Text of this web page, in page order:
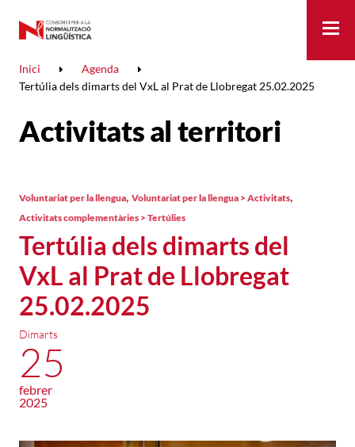
Inici
Agenda
Tertúlia dels dimarts del VxL al Prat de Llobregat 25.02.2025
Activitats al territori
Tertúlia dels dimarts del
VxL al Prat de Llobregat
25.02.2025
Voluntariat per la llengua, Voluntariat per la llengua > Activitats,
Activitats complementàries > Tertúlies
Dimarts
25
febrer
2025